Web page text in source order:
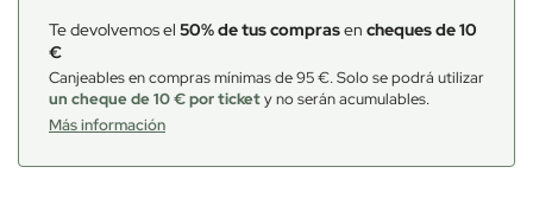
Te devolvemos el 50% de tus comprasen cheques de 10
€
Canjeables en compras mínimas de 95 €. Solo se podrá utilizar
un cheque de 10 € por tickety no serán acumulables.
Más información